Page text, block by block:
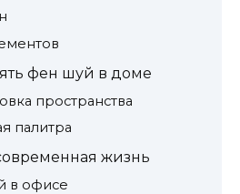
фен шуй в доме
пространства
палитра
жизнь
в офисе